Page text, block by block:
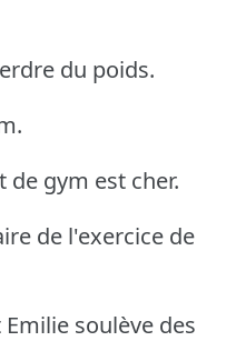
du poids.
gym est cher.
de l'exercice de
soulève des